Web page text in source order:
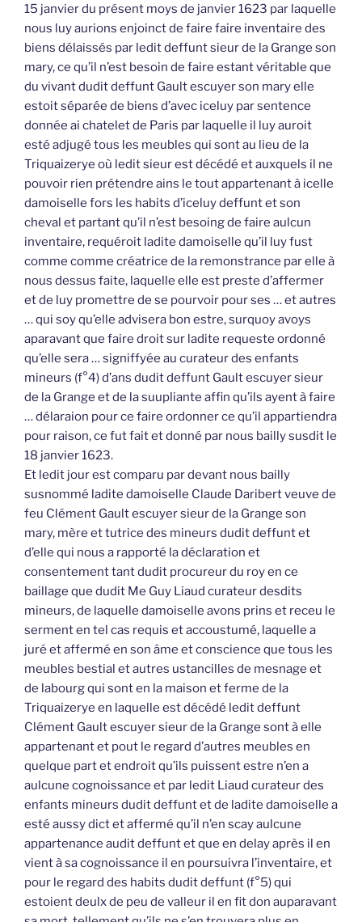
15 janvier du présent moys de janvier 1623 par laquelle
nous luy aurions enjoinct de faire faire inventaire des
biens délaissés par ledit deffunt sieur de la Grange son
mary, ce qu’il n’est besoin de faire estant véritable que
du vivant dudit deffunt Gault escuyer son mary elle
estoit séparée de biens d’avec iceluy par sentence
donnée ai chatelet de Paris par laquelle il luy auroit
esté adjugé tous les meubles qui sont au lieu de la
Triquaizerye où ledit sieur est décédé et auxquels il ne
pouvoir rien prétendre ains le tout appartenant à icelle
damoiselle fors les habits d’iceluy deffunt et son
cheval et partant qu’il n’est besoing de faire aulcun
inventaire, requéroit ladite damoiselle qu’il luy fust
comme comme créatrice de la remonstrance par elle à
nous dessus faite, laquelle elle est preste d’affermer
et de luy promettre de se pourvoir pour ses … et autres
… qui soy qu’elle advisera bon estre, surquoy avoys
aparavant que faire droit sur ladite requeste ordonné
qu’elle sera … signiffyée au curateur des enfants
mineurs (f°4) d’ans dudit deffunt Gault escuyer sieur
de la Grange et de la suupliante affin qu’ils ayent à faire
… délaraion pour ce faire ordonner ce qu’il appartiendra
pour raison, ce fut fait et donné par nous bailly susdit le
18 janvier 1623.
Et ledit jour est comparu par devant nous bailly
susnommé ladite damoiselle Claude Daribert veuve de
feu Clément Gault escuyer sieur de la Grange son
mary, mère et tutrice des mineurs dudit deffunt et
d’elle qui nous a rapporté la déclaration et
consentement tant dudit procureur du roy en ce
baillage que dudit Me Guy Liaud curateur desdits
mineurs, de laquelle damoiselle avons prins et receu le
serment en tel cas requis et accoustumé, laquelle a
juré et affermé en son âme et conscience que tous les
meubles bestial et autres ustancilles de mesnage et
de labourg qui sont en la maison et ferme de la
Triquaizerye en laquelle est décédé ledit deffunt
Clément Gault escuyer sieur de la Grange sont à elle
appartenant et pout le regard d’autres meubles en
quelque part et endroit qu’ils puissent estre n’en a
aulcune cognoissance et par ledit Liaud curateur des
enfants mineurs dudit deffunt et de ladite damoiselle a
esté aussy dict et affermé qu’il n’en scay aulcune
appartenance audit deffunt et que en delay après il en
vient à sa cognoissance il en poursuivra l’inventaire, et
pour le regard des habits dudit deffunt (f°5) qui
estoient deulx de peu de valleur il en fit don auparavant